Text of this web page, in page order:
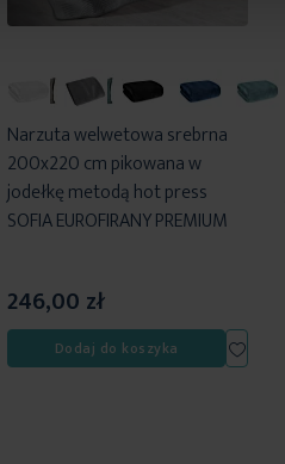
Narzuta welwetowa srebrna
200x220 cm pikowana w
jodełkę metodą hot press
SOFIA EUROFIRANY PREMIUM
246,00 zł
Dodaj do koszyka
Dodaj
do